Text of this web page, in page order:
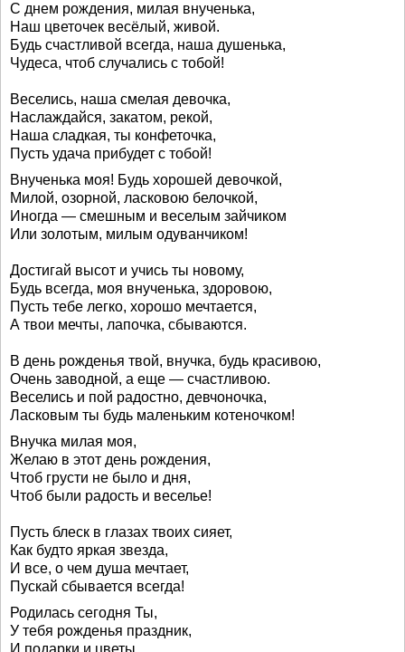
С днем рождения, милая внученька,
Наш цветочек весёлый, живой.
Будь счастливой всегда, наша душенька,
Чудеса, чтоб случались с тобой!
Веселись, наша смелая девочка,
Наслаждайся, закатом, рекой,
Наша сладкая, ты конфеточка,
Пусть удача прибудет с тобой!
Внученька моя! Будь хорошей девочкой,
Милой, озорной, ласковою белочкой,
Иногда — смешным и веселым зайчиком
Или золотым, милым одуванчиком!
Достигай высот и учись ты новому,
Будь всегда, моя внученька, здоровою,
Пусть тебе легко, хорошо мечтается,
А твои мечты, лапочка, сбываются.
В день рожденья твой, внучка, будь красивою,
Очень заводной, а еще — счастливою.
Веселись и пой радостно, девчоночка,
Ласковым ты будь маленьким котеночком!
Внучка милая моя,
Желаю в этот день рождения,
Чтоб грусти не было и дня,
Чтоб были радость и веселье!
Пусть блеск в глазах твоих сияет,
Как будто яркая звезда,
И все, о чем душа мечтает,
Пускай сбывается всегда!
Родилась сегодня Ты,
У тебя рожденья праздник,
И подарки и цветы,